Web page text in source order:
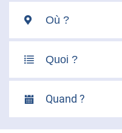
MON PANIER
Quand ?